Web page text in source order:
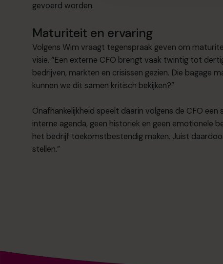
gevoerd worden.
Maturiteit en ervaring
Volgens Wim vraagt tegenspraak geven om
visie. “Een externe CFO brengt vaak twintig tot
bedrijven, markten en crisissen gezien. Die bagage
kunnen we dit samen kritisch bekijken?”
Onafhankelijkheid speelt daarin volgens de CFO
interne agenda, geen historiek en geen emotionele
het bedrijf toekomstbestendig maken. Juist
stellen.”